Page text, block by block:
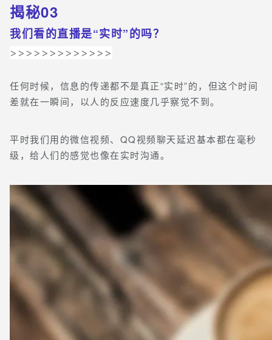
揭秘03
我们看的直播是“实时”的吗？
>>>>>>>>>>>>>
任何时候，信息的传递都不是真正“实时”的，但这个时间
差就在一瞬间，以人的反应速度几乎察觉不到。
平时我们用的微信视频、QQ视频聊天延迟基本都在毫秒
级，给人们的感觉也像在实时沟通。